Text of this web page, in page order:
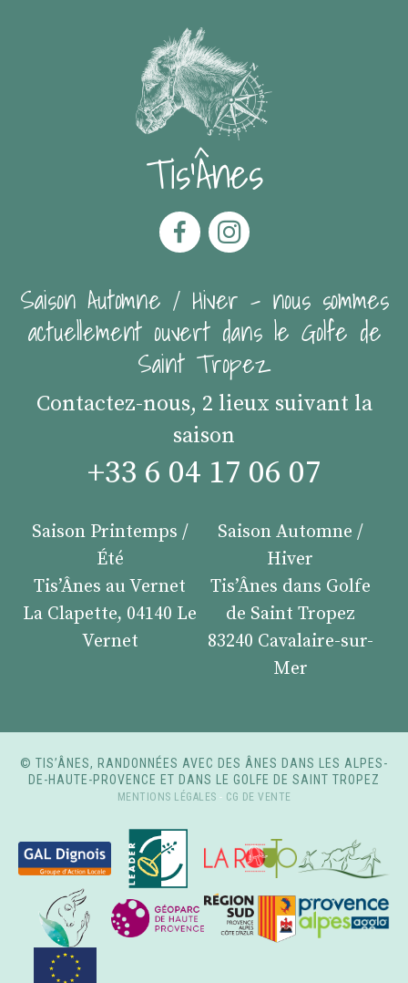
Tis'Ânes
Saison Automne / Hiver - nous sommes
actuellement ouvert dans le Golfe de
Saint Tropez
Contactez-nous, 2 lieux suivant la
saison
+33 6 04 17 06 07
Saison Printemps /
Été
Tis’Ânes au Vernet
La Clapette, 04140 Le
Vernet
Saison Automne /
Hiver
Tis’Ânes dans Golfe
de Saint Tropez
83240 Cavalaire-sur-
Mer
© TIS’ÂNES, RANDONNÉES AVEC DES ÂNES DANS LES ALPES-
DE-HAUTE-PROVENCE ET DANS LE GOLFE DE SAINT TROPEZ
MENTIONS LÉGALES - CG DE VENTE